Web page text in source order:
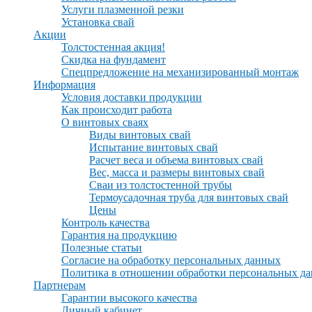
Услуги плазменной резки
Установка свай
Акции
Толстостенная акция!
Скидка на фундамент
Спецпредложение на механизированный монтаж
Информация
Условия доставки продукции
Как происходит работа
О винтовых сваях
Виды винтовых свай
Испытание винтовых свай
Расчет веса и объема винтовых свай
Вес, масса и размеры винтовых свай
Сваи из толстостенной трубы
Термоусадочная труба для винтовых свай
Цены
Контроль качества
Гарантия на продукцию
Полезные статьи
Согласие на обработку персональных данных
Политика в отношении обработки персональных
Партнерам
Гарантии высокого качества